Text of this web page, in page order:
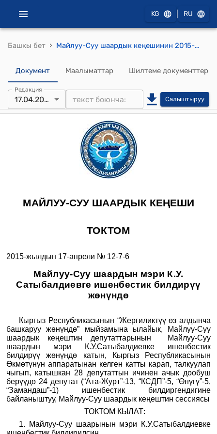
KG RU
Башкы бет › Майлуу-Суу шаардык кеңешинин 2015-жылдын 17-апрелиндеги № 12-7-6 "Майлуу-Суу шаардын мэри К.У. Сатыбалдиевге ишенбестик билдирүү жөнүндө" токтому
Документ Маалыматтар Шилтеме документтер
Редакция
17.04.2015 Салыштыруу